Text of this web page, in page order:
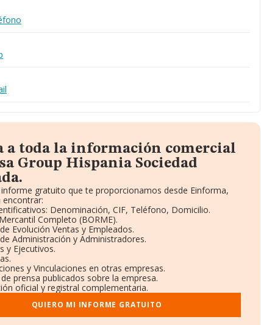
a toda la información comercial
Group Hispania Sociedad
gratuito que te proporcionamos desde Einforma,
encontrar:
Denominación, CIF, Teléfono, Domicilio.
Completo (BORME).
Evolución Ventas y Empleados.
Administración y Administradores.
y Ejecutivos.
y Vinculaciones en otras empresas.
prensa publicados sobre la empresa.
oficial y registral complementaria.
QUIERO MI INFORME GRATUITO